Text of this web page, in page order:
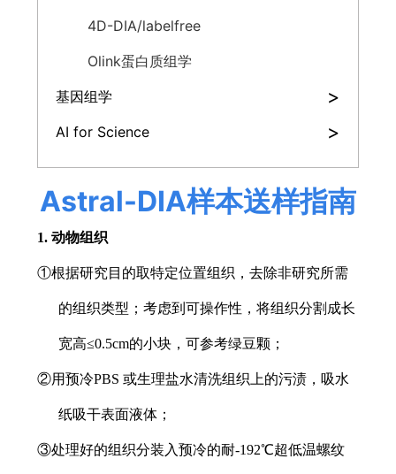
4D-DIA/labelfree
Olink蛋白质组学
基因组学
>
AI for Science >
Astral-DIA样本送样指南
1. 动物组织
①根据研究目的取特定位置组织，去除非研究所需
的组织类型；考虑到可操作性，将组织分割成长
宽高≤0.5cm的小块，可参考绿豆颗；
②用预冷PBS 或生理盐水清洗组织上的污渍，吸水
纸吸干表面液体；
③处理好的组织分装入预冷的耐-192℃超低温螺纹